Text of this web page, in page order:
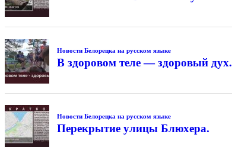
Новости Белорецка на русском языке
В здоровом теле — здоровый дух.
Новости Белорецка на русском языке
Перекрытие улицы Блюхера.